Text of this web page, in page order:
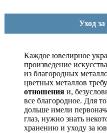
Уход
Каждое ювелирное
произведение
из благородных
цветных металлов
отношения и,
все благородное. Для
дольше имели
глаз, нужно знать
хранению и уходу за